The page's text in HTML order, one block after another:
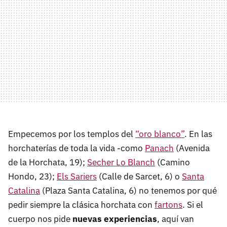
Empecemos por los templos del “oro blanco”. En las
horchaterías de toda la vida -como Panach (Avenida
de la Horchata, 19); Secher Lo Blanch (Camino
Hondo, 23); Els Sariers (Calle de Sarcet, 6) o Santa
Catalina (Plaza Santa Catalina, 6) no tenemos por qué
pedir siempre la clásica horchata con fartons. Si el
cuerpo nos pide nuevas experiencias, aquí van